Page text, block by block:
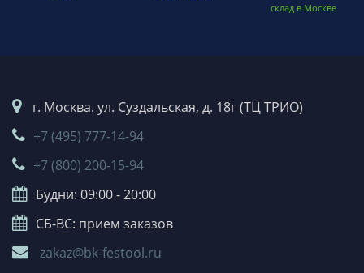
склад в Москве
г. Москва. ул. Суздальская, д. 18г (ТЦ ТРИО)
+7 (495) 777-14-94
+7 (800) 200-15-94
Будни: 09:00 - 20:00
СБ-ВС: прием заказов
zakaz@bk-festool.ru